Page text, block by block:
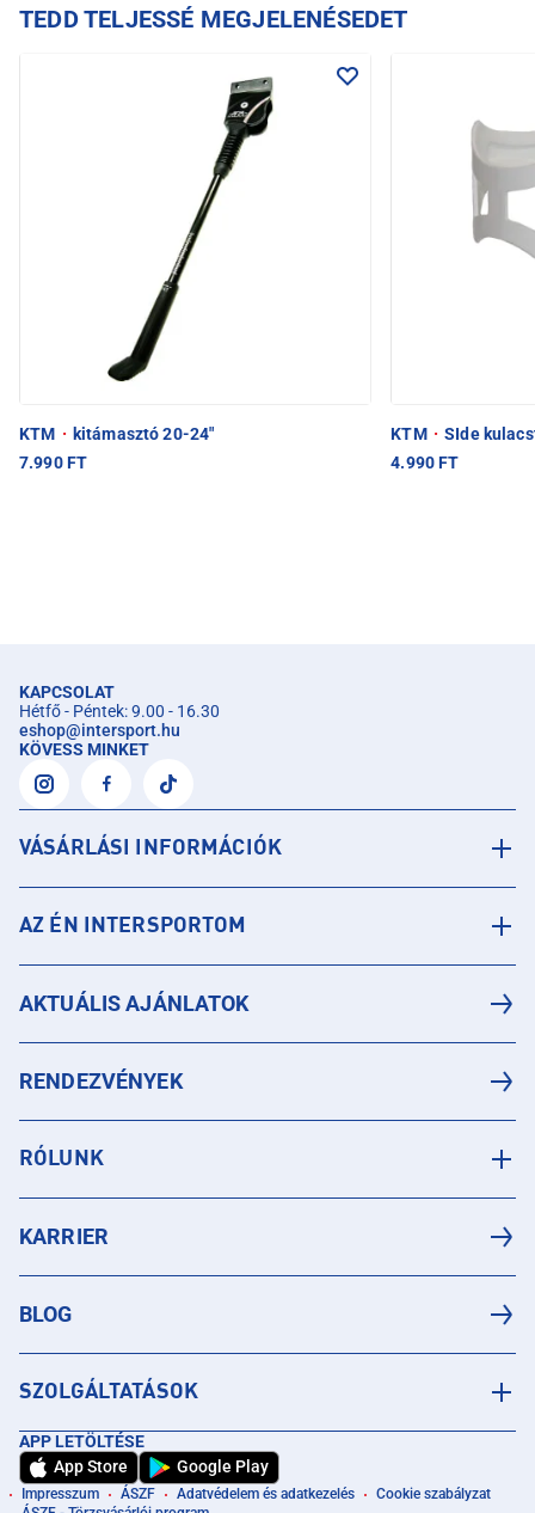
TEDD TELJESSÉ MEGJELENÉSEDET
KTM · kitámasztó 20-24"
7.990 FT
KTM · SIde
4.990 FT
KAPCSOLAT
Hétfő - Péntek: 9.00 - 16.30
eshop@intersport.hu
KÖVESS MINKET
VÁSÁRLÁSI INFORMÁCIÓK
AZ ÉN INTERSPORTOM
AKTUÁLIS AJÁNLATOK
RENDEZVÉNYEK
RÓLUNK
KARRIER
BLOG
SZOLGÁLTATÁSOK
APP LETÖLTÉSE
App Store
Google Play
Impresszum ÁSZF Adatvédelem és adatkezelés
Cookie szabályzat